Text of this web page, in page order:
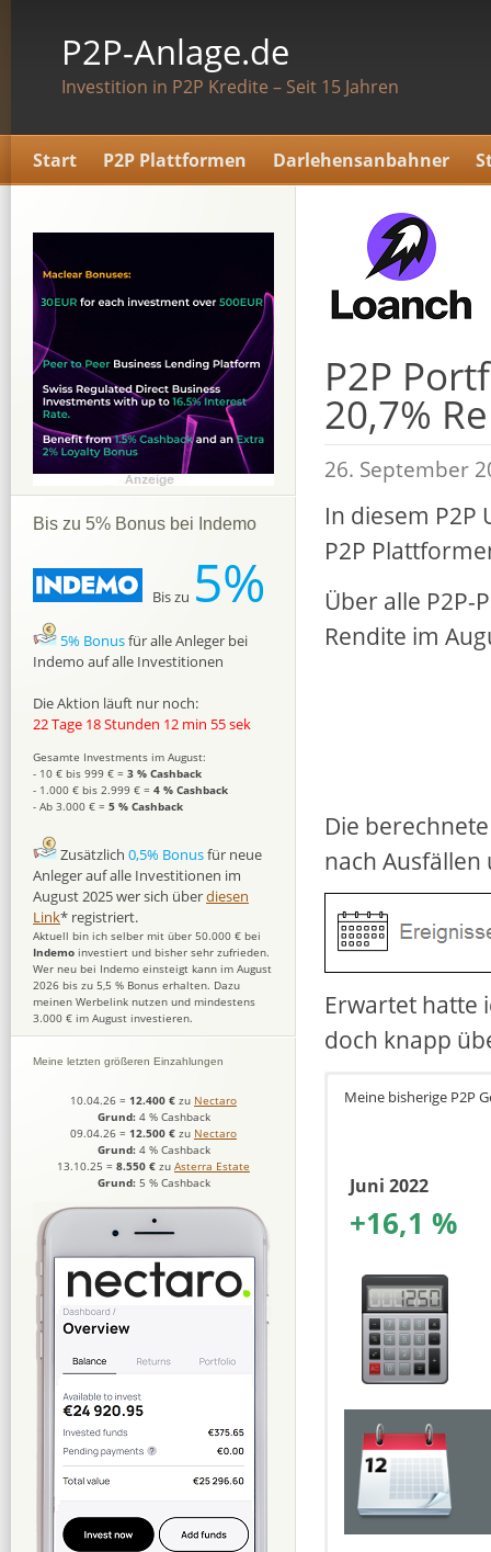
P2P-Anlage.de
Investition in P2P Kredite – Seit 15 Jahren
Start P2P Plattformen Darlehensanbahner
P2P
20,7%
26. September
In diesem P2P
P2P
Über alle
Rendite im
Die
nach
Erwartet hatte
doch knapp
Meine bisherige P2P
Juni 2022
+16,1 %
Bis zu 5% Bonus bei Indemo
Bis zu 5%
5% Bonusfür alle Anleger bei
Indemo auf alle Investitionen
Die Aktion läuft nur noch:
22 Tage 18 Stunden 12 min 54 sek
Gesamte Investments im August:
- 10 € bis 999 € = 3 % Cashback
- 1.000 € bis 2.999 € = 4 % Cashback
- Ab 3.000 € = 5 % Cashback
Zusätzlich 0,5% Bonusfür neue
Anleger auf alle Investitionen im
August 2025 wer sich überdiesen
Link* registriert.
Aktuell bin ich selber mit über 50.000 € bei
Indemo investiert und bisher sehr zufrieden.
Wer neu bei Indemo einsteigt kann im August
2026 bis zu 5,5 % Bonus erhalten. Dazu
meinen Werbelink nutzen und mindestens
3.000 € im August investieren.
Meine letzten größeren Einzahlungen
10.04.26 = 12.400 € zu Nectaro
Grund: 4 % Cashback
09.04.26 = 12.500 € zu Nectaro
Grund: 4 % Cashback
13.10.25 = 8.550 € zu Asterra Estate
Grund: 5 % Cashback